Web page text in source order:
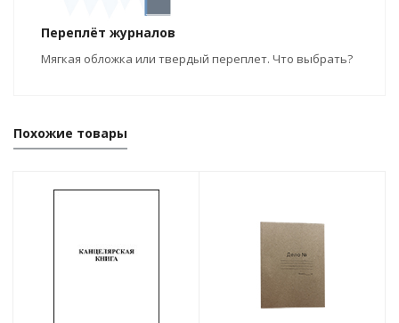
Переплёт журналов
Мягкая обложка или твердый переплет. Что выбрать?
Похожие товары